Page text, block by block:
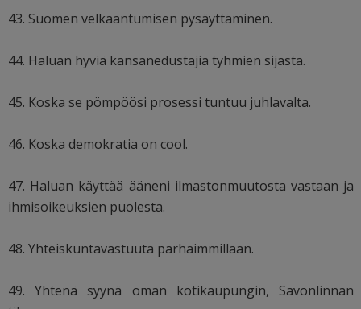
43. Suomen velkaantumisen pysäyttäminen.
44. Haluan hyviä kansanedustajia tyhmien sijasta.
45. Koska se pömpöösi prosessi tuntuu juhlavalta.
46. Koska demokratia on cool.
47. Haluan käyttää ääneni ilmastonmuutosta vastaan ja
ihmisoikeuksien puolesta.
48. Yhteiskuntavastuuta parhaimmillaan.
49. Yhtenä syynä oman kotikaupungin, Savonlinnan